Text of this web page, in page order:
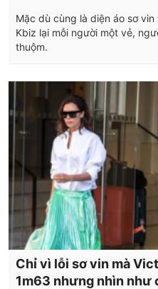
Mặc dù cùng là diện áo sơ
Kbiz lại mỗi người một vẻ,
thuộm.
Chỉ vì lỗi sơ vin mà
1m63 nhưng nhìn như